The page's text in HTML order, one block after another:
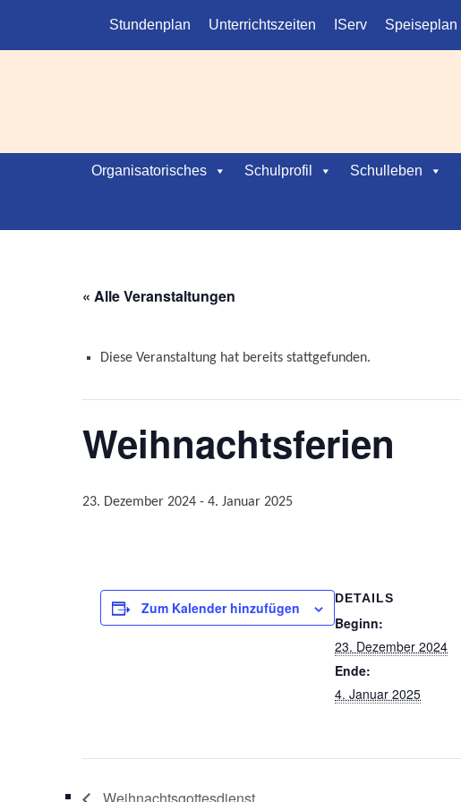
Kopfmenü
Weiter
Stundenplan Unterrichtszeiten IServ Speiseplan
Hauptmenü
Weiter
Organisatorisches Schulprofil Schulleben
« Alle Veranstaltungen
Diese Veranstaltung hat bereits stattgefunden.
Weihnachtsferien
23. Dezember 2024 - 4. Januar 2025
Zum Kalender hinzufügen
DETAILS
Beginn:
23. Dezember 2024
Ende:
4. Januar 2025